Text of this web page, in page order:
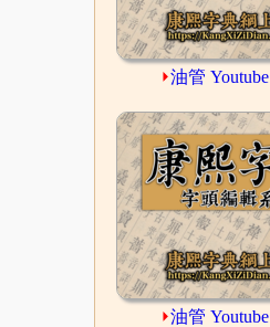
⏵油管 Youtube
⏵油管 Youtube